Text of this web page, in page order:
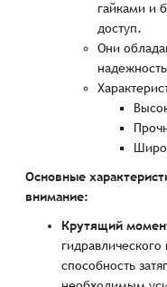
гайками и
доступ.
Они
Основные
внимание:
Крутящий
способность